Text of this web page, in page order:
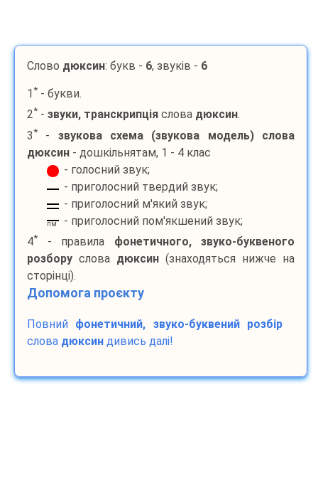
Слово дюксин: букв - 6, звуків - 6
1 * - букви.
2* - звуки, транскрипція слова дюксин.
3* - звукова схема (звукова модель) слова
дюксин - дошкільнятам, 1 - 4 клас
- голосний звук;
- приголосний твердий звук;
- приголосний м'який звук;
пм
- приголосний пом'якшений звук;
4* - правила фонетичного, звуко-буквеного
розбору слова дюксин (знаходяться нижче на
сторінці).
Допомога проєкту
Повний фонетичний, звуко-буквений розбір
слова дюксин дивись далі!